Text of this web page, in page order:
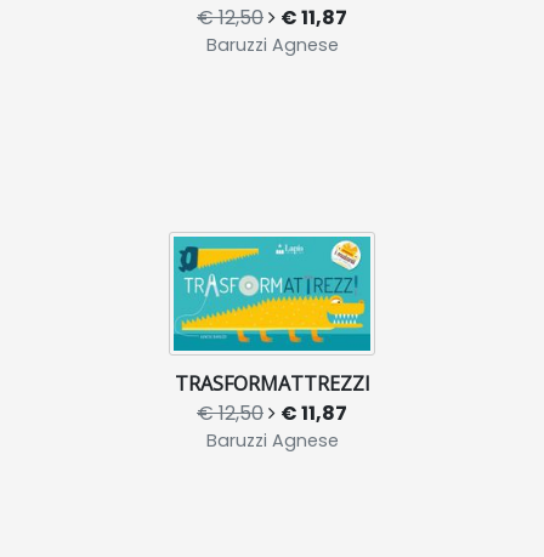
€ 12,50 € 11,87
Baruzzi Agnese
TRASFORMATTREZZI
€ 12,50 € 11,87
Baruzzi Agnese